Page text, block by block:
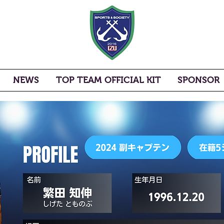
NEWS TOP TEAM OFFICIAL KIT SPONSOR